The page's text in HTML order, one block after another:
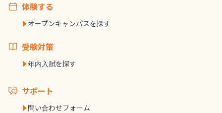
体験する
オープンキャンパスを探す
受験対策
年内入試を探す
サポート
問い合わせフォーム